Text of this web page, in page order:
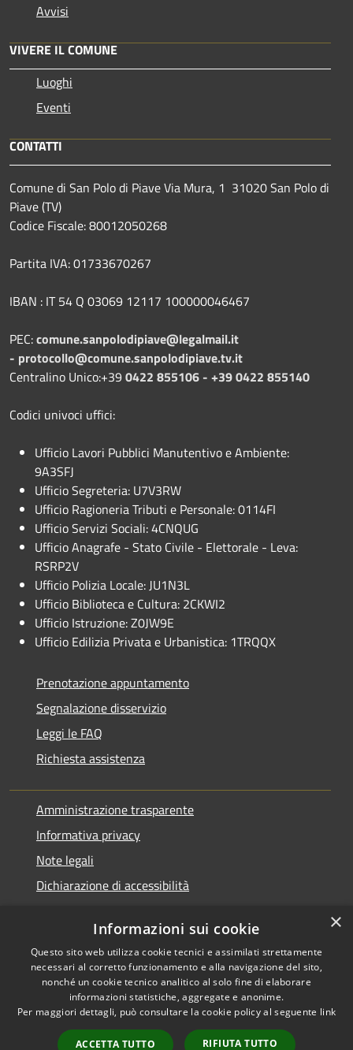
Avvisi
VIVERE IL COMUNE
Luoghi
Eventi
CONTATTI
Comune di San Polo di Piave Via Mura, 1 31020 San Polo di
Piave (TV)
Codice Fiscale: 80012050268
Partita IVA: 01733670267
IBAN : IT 54 Q 03069 12117 100000046467
PEC:comune.sanpolodipiave@legalmail.it
- protocollo@comune.sanpolodipiave.tv.it
Centralino Unico:+39 0422 855106 - +39 0422 855140
Codici univoci uffici:
Ufficio Lavori Pubblici Manutentivo e Ambiente:
9A3SFJ
Ufficio Segreteria: U7V3RW
Ufficio Ragioneria Tributi e Personale: 0114FI
Ufficio Servizi Sociali: 4CNQUG
Ufficio Anagrafe - Stato Civile - Elettorale - Leva:
RSRP2V
Ufficio Polizia Locale: JU1N3L
Ufficio Biblioteca e Cultura: 2CKWI2
Ufficio Istruzione: Z0JW9E
Ufficio Edilizia Privata e Urbanistica: 1TRQQX
Prenotazione appuntamento
Segnalazione disservizio
Leggi le FAQ
Richiesta assistenza
Amministrazione trasparente
Informativa privacy
Note legali
Dichiarazione di accessibilità
RSS
Accessibilità
Cookie
Mappa del sito
Agire per la cittadinanza
digitale
×
Informazioni sui cookie
Questo sito web utilizza cookie tecnici e assimilati strettamente
necessari al corretto funzionamento e alla navigazione del sito,
nonché un cookie tecnico analitico al solo fine di elaborare
informazioni statistiche, aggregate e anonime.
Per maggiori dettagli, può consultare la cookie policy al seguente link
ACCETTA TUTTO RIFIUTA TUTTO